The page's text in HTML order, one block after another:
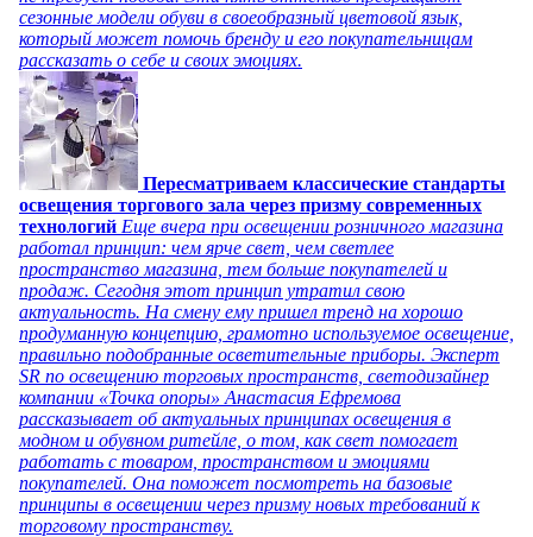
сезонные модели обуви в своеобразный цветовой язык,
который может помочь бренду и его покупательницам
рассказать о себе и своих эмоциях.
Пересматриваем классические стандарты
освещения торгового зала через призму современных
технологий Еще вчера при освещении розничного магазина
работал принцип: чем ярче свет, чем светлее
пространство магазина, тем больше покупателей и
продаж. Сегодня этот принцип утратил свою
актуальность. На смену ему пришел тренд на хорошо
продуманную концепцию, грамотно используемое освещение,
правильно подобранные осветительные приборы. Эксперт
SR по освещению торговых пространств, светодизайнер
компании «Точка опоры» Анастасия Ефремова
рассказывает об актуальных принципах освещения в
модном и обувном ритейле, о том, как свет помогает
работать с товаром, пространством и эмоциями
покупателей. Она поможет посмотреть на базовые
принципы в освещении через призму новых требований к
торговому пространству.